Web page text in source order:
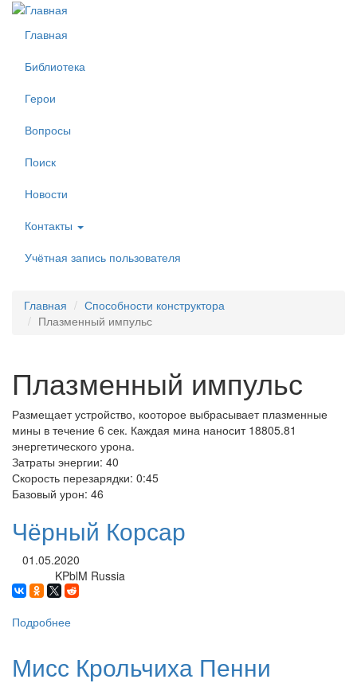
Перейти
основному
Главная
Библиотека
Герои
Вопросы
Поиск
Новости
Контакты
Учётная запись пользователя
Главная
Способности конструктора
Плазменный импульс
Плазменный импульс
Размещает устройство, кооторое выбрасывает плазменные
мины в течение 6 сек. Каждая мина наносит 18805.81
энергетического урона.
Затраты энергии: 40
Скорость перезарядки: 0:45
Базовый урон: 46
Чёрный Корсар
01.05.2020
KPblM Russia
Подробнее
Мисс Крольчиха Пенни